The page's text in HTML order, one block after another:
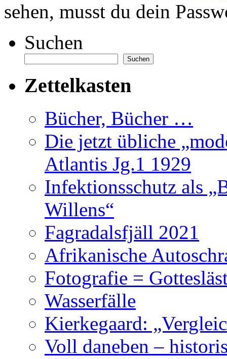
sehen, musst du dein
Suchen
Suchen
Zettelkasten
Bücher, Bücher …
Die jetzt übliche
Atlantis Jg.1 1929
Infektionsschutz als
Willens“
Fagradalsfjäll 2021
Afrikanische
Fotografie =
Wasserfälle
Kierkegaard:
Voll daneben –